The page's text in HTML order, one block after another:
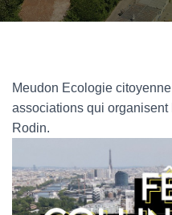
Meudon Ecologie
associations qui
Rodin.